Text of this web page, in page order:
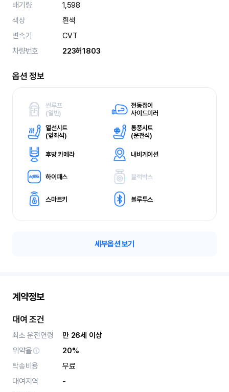
배기량
1,598
색상
흰색
변속기
CVT
차량번호
223허1803
옵션 정보
썬루프
(일반)
전동접이
사이드미러
열선시트
(앞좌석)
통풍시트
(운전석)
후방 카메라 내비게이션
하이패스 블랙박스
스마트키 블루투스
세부옵션 보기
계약정보
대여 조건
최소 운전연령
만 26세 이상
위약율
20%
탁송비용
무료
대여지역
-